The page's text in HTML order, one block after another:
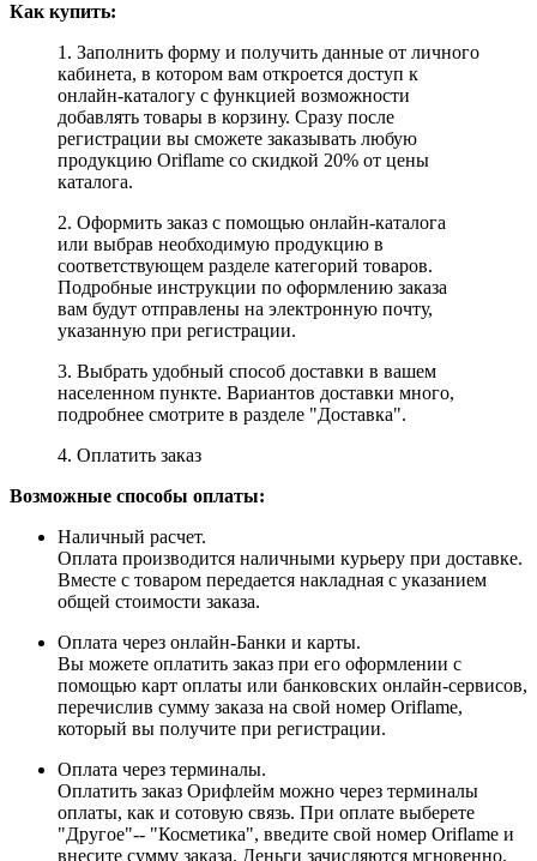
Как купить:
1. Заполнить форму и получить данные от личного
кабинета, в котором вам откроется доступ к
онлайн-каталогу с функцией возможности
добавлять товары в корзину. Сразу после
регистрации вы сможете заказывать любую
продукцию Oriflame со скидкой 20% от цены
каталога.
2. Оформить заказ с помощью онлайн-каталога
или выбрав необходимую продукцию в
соответствующем разделе категорий товаров.
Подробные инструкции по оформлению заказа
вам будут отправлены на электронную почту,
указанную при регистрации.
3. Выбрать удобный способ доставки в вашем
населенном пункте. Вариантов доставки много,
подробнее смотрите в разделе "Доставка".
4. Оплатить заказ
Возможные способы оплаты:
Наличный расчет.
Оплата производится наличными курьеру при доставке.
Вместе с товаром передается накладная с указанием
общей стоимости заказа.
Оплата через онлайн-Банки и карты.
Вы можете оплатить заказ при его оформлении с
помощью карт оплаты или банковских онлайн-сервисов,
перечислив сумму заказа на свой номер Oriflame,
который вы получите при регистрации.
Оплата через терминалы.
Оплатить заказ Орифлейм можно через терминалы
оплаты, как и сотовую связь. При оплате выберете
"Другое"-- "Косметика", введите свой номер Oriflame и
внесите сумму заказа. Деньги зачисляются мгновенно.